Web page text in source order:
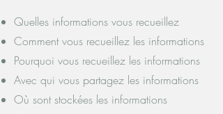
Quelles informations vous recueillez
Comment vous recueillez les informations
Pourquoi vous recueillez les informations
Avec qui vous partagez les informations
Où sont stockées les informations